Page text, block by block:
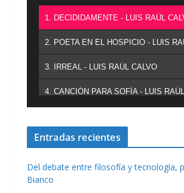
1. DECIDIDAMENTE - LUIS RAÚL
3. IRREAL - LUIS RAÚL CALVO
Entradas recientes
Del debate entre filosofía y tecnología,
Bianco